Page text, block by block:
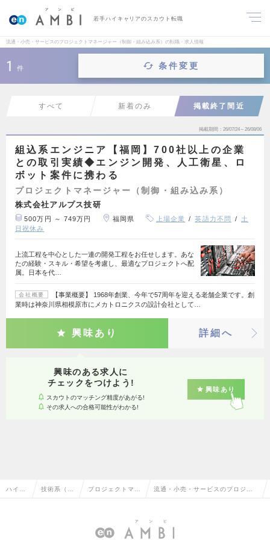
若手ハイキャリアのスカウト転職
流通・小売・サービスのプロジェクトマネージャー（制御・組み込み系）の転職・求人情報
1 件 条件変更
すべて 新着のみ 掲載終了間近
掲載期間 26/07/24～26/08/06
組込系エンジニア【福岡】700社以上の企業
との取引実績◆エンジン開発、人工衛星、ロ
ボット案件に携わる
プロジェクトマネージャー（制御・組み込み系）
株式会社アルプス技研
500万円 ～ 749万円 福岡県 上場企業 英語力不問
土
日祝休み
上流工程を中心とした一連の開発工程をお任せします。あな
たの経験・スキル・希望を考慮し、最適なプロジェクトへ配
属。日本を代…
会社概要
【事業概要】 1968年創業、今年で57周年を迎える老舗企業です。創
業時は神奈川県相模原市にメカトロニクスの設計会社として…
興味あり 詳細へ
興味のある求人に
チェックをつけよう!
スカウトのマッチング精度があがる!
その求人への合格可能性がわかる!
興味あり
ハイク 技術系（電 プロジェクトマネ
組み込み系）
流通・小売・サービスのプロジェ
み系）の転職・求人情報一覧